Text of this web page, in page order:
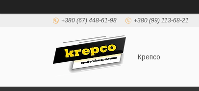
+380 (67) 448-61-98 +380 (99) 113-68-21
Крепсо